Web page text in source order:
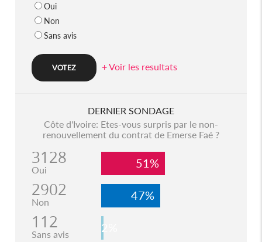
Oui
Non
Sans avis
+ Voir les resultats
DERNIER SONDAGE
Côte d'Ivoire: Etes-vous surpris par le non-
renouvellement du contrat de Emerse Faé ?
3128
Oui 51%
2902
Non 47%
112
Sans avis 2%